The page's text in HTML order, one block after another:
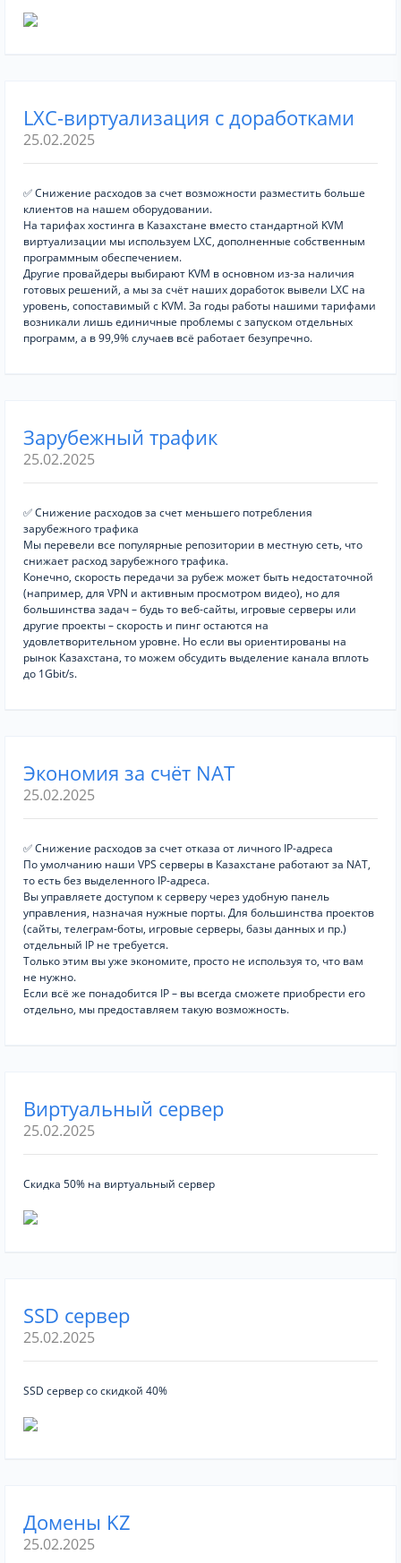
LXC-виртуализация с доработками
25.02.2025
✅ Снижение расходов за счет возможности разместить больше
клиентов на нашем оборудовании.
На тарифах хостинга в Казахстане вместо стандартной KVM
виртуализации мы используем LXC, дополненные собственным
программным обеспечением.
Другие провайдеры выбирают KVM в основном из-за наличия
готовых решений, а мы за счёт наших доработок вывели LXC на
уровень, сопоставимый с KVM. За годы работы нашими тарифами
возникали лишь единичные проблемы с запуском отдельных
программ, а в 99,9% случаев всё работает безупречно.
Зарубежный трафик
25.02.2025
✅ Снижение расходов за счет меньшего потребления
зарубежного трафика
Мы перевели все популярные репозитории в местную сеть, что
снижает расход зарубежного трафика.
Конечно, скорость передачи за рубеж может быть недостаточной
(например, для VPN и активным просмотром видео), но для
большинства задач – будь то веб-сайты, игровые серверы или
другие проекты – скорость и пинг остаются на
удовлетворительном уровне. Но если вы ориентированы на
рынок Казахстана, то можем обсудить выделение канала вплоть
до 1Gbit/s.
Экономия за счёт NAT
25.02.2025
✅ Снижение расходов за счет отказа от личного IP-адреса
По умолчанию наши VPS серверы в Казахстане работают за NAT,
то есть без выделенного IP-адреса.
Вы управляете доступом к серверу через удобную панель
управления, назначая нужные порты. Для большинства проектов
(сайты, телеграм-боты, игровые серверы, базы данных и пр.)
отдельный IP не требуется.
Только этим вы уже экономите, просто не используя то, что вам
не нужно.
Если всё же понадобится IP – вы всегда сможете приобрести его
отдельно, мы предоставляем такую возможность.
Виртуальный сервер
25.02.2025
Скидка 50% на виртуальный сервер
SSD сервер
25.02.2025
SSD сервер со скидкой 40%
Домены KZ
25.02.2025